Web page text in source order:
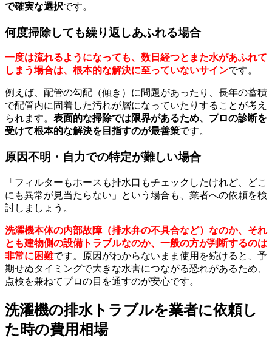
で確実な選択です。
何度掃除しても繰り返しあふれる場合
一度は流れるようになっても、数日経つとまた水があふれて
しまう場合は、根本的な解決に至っていないサインです。
例えば、配管の勾配（傾き）に問題があったり、長年の蓄積
で配管内に固着した汚れが層になっていたりすることが考え
られます。 表面的な掃除では限界があるため、プロの診断を
受けて根本的な解決を目指すのが最善策です。
原因不明・自力での特定が難しい場合
「フィルターもホースも排水口もチェックしたけれど、どこ
にも異常が見当たらない」という場合も、業者への依頼を検
討しましょう。
洗濯機本体の内部故障（排水弁の不具合など）なのか、それ
とも建物側の設備トラブルなのか、一般の方が判断するのは
非常に困難です。原因がわからないまま使用を続けると、予
期せぬタイミングで大きな水害につながる恐れがあるため、
点検を兼ねてプロの目を通すのが安心です。
洗濯機の排水トラブルを業者に依頼し
た時の費用相場